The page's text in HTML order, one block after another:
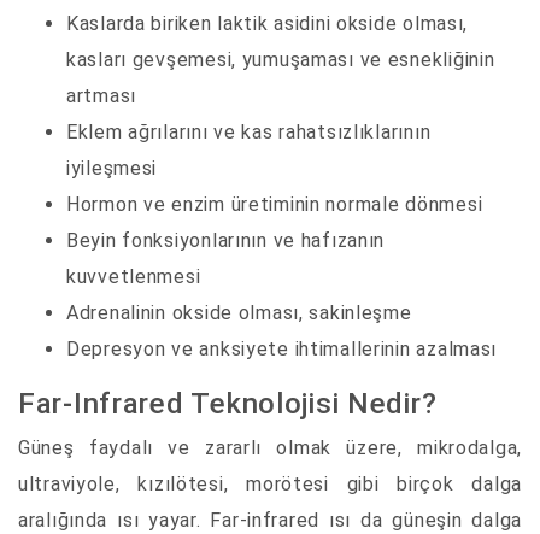
Kaslarda biriken laktik asidini okside olması,
kasları gevşemesi, yumuşaması ve esnekliğinin
artması
Eklem ağrılarını ve kas rahatsızlıklarının
iyileşmesi
Hormon ve enzim üretiminin normale dönmesi
Beyin fonksiyonlarının ve hafızanın
kuvvetlenmesi
Adrenalinin okside olması, sakinleşme
Depresyon ve anksiyete ihtimallerinin azalması
Far-Infrared Teknolojisi Nedir?
Güneş faydalı ve zararlı olmak üzere, mikrodalga,
ultraviyole, kızılötesi, morötesi gibi birçok dalga
aralığında ısı yayar. Far-infrared ısı da güneşin dalga